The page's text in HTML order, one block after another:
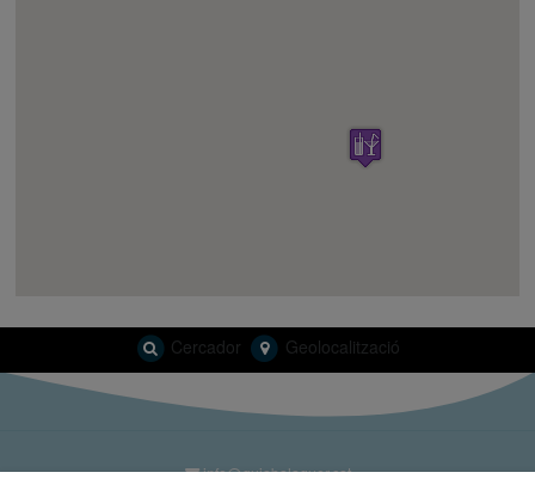
Cercador Geolocalització
info@guiabalaguer.cat